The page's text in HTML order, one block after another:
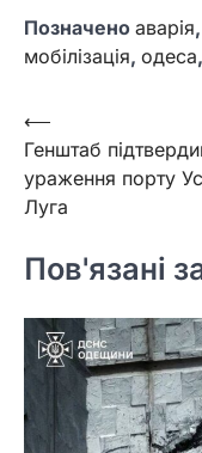
Позначено аварія,
мобілізація, одеса,
Навігація
записів
⟵
Генштаб
ураження порту
Луга
Пов'язані